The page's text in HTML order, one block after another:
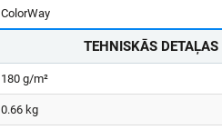
ColorWay
TEHNISKĀS DETAĻAS
180 g/m²
0.66 kg